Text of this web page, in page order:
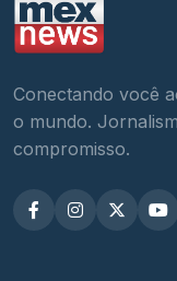
Conectando você
o mundo.
compromisso.